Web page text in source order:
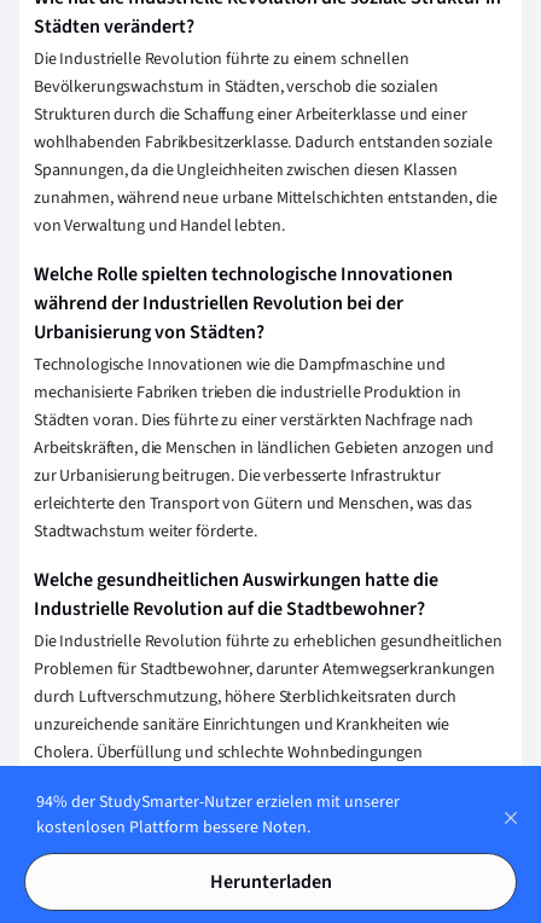
Städten verändert?
Die Industrielle Revolution führte zu einem schnellen
Bevölkerungswachstum in Städten, verschob die sozialen
Strukturen durch die Schaffung einer Arbeiterklasse und einer
wohlhabenden Fabrikbesitzerklasse. Dadurch entstanden soziale
Spannungen, da die Ungleichheiten zwischen diesen Klassen
zunahmen, während neue urbane Mittelschichten entstanden, die
von Verwaltung und Handel lebten.
Welche Rolle spielten technologische Innovationen
während der Industriellen Revolution bei der
Urbanisierung von Städten?
Technologische Innovationen wie die Dampfmaschine und
mechanisierte Fabriken trieben die industrielle Produktion in
Städten voran. Dies führte zu einer verstärkten Nachfrage nach
Arbeitskräften, die Menschen in ländlichen Gebieten anzogen und
zur Urbanisierung beitrugen. Die verbesserte Infrastruktur
erleichterte den Transport von Gütern und Menschen, was das
Stadtwachstum weiter förderte.
Welche gesundheitlichen Auswirkungen hatte die
Industrielle Revolution auf die Stadtbewohner?
Die Industrielle Revolution führte zu erheblichen gesundheitlichen
Problemen für Stadtbewohner, darunter Atemwegserkrankungen
durch Luftverschmutzung, höhere Sterblichkeitsraten durch
unzureichende sanitäre Einrichtungen und Krankheiten wie
Cholera. Überfüllung und schlechte Wohnbedingungen
Erklärung speichern
94% der StudySmarter-Nutzer erzielen mit unserer
kostenlosen Plattform bessere Noten.
Herunterladen